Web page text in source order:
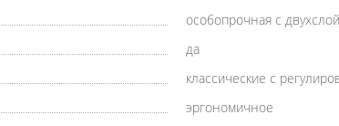
особопрочная с
да
классические с
эргономичное